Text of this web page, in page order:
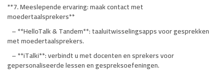
**7. Meeslepende ervaring: maak contact met
moedertaalsprekers**
– **HelloTalk & Tandem**: taaluitwisselingsapps voor gesprekken
met moedertaalsprekers.
– **iTalki**: verbindt u met docenten en sprekers voor
gepersonaliseerde lessen en gespreksoefeningen.